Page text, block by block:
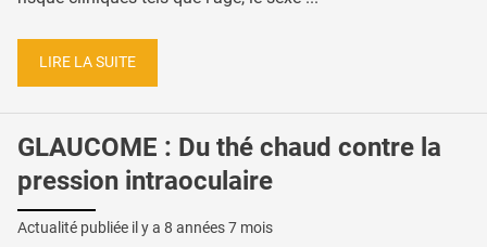
LIRE LA SUITE
GLAUCOME : Du thé chaud contre la
pression intraoculaire
Actualité publiée il y a 8 années 7 mois